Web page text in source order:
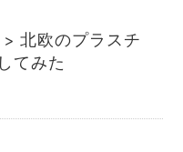
> 北欧のプラスチ
てみた